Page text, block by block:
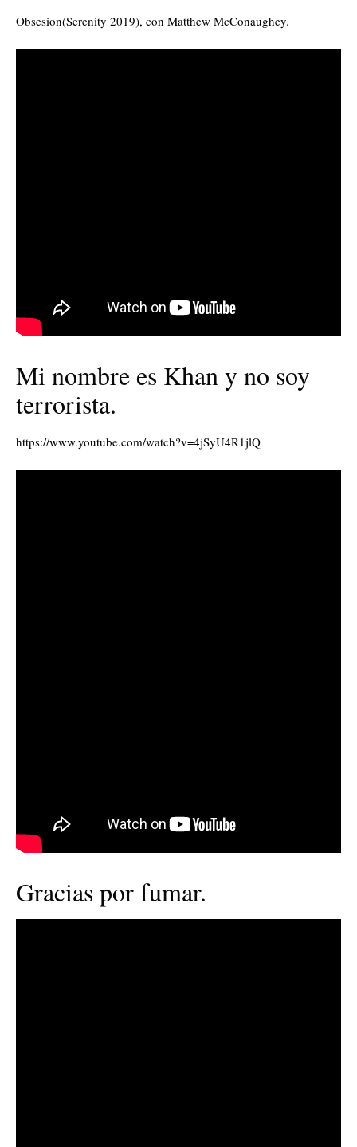
Obsesion(Serenity 2019), con Matthew McConaughey.
Mi nombre es Khan y no soy
terrorista.
https://www.youtube.com/watch?v=4jSyU4R1jlQ
Gracias por fumar.